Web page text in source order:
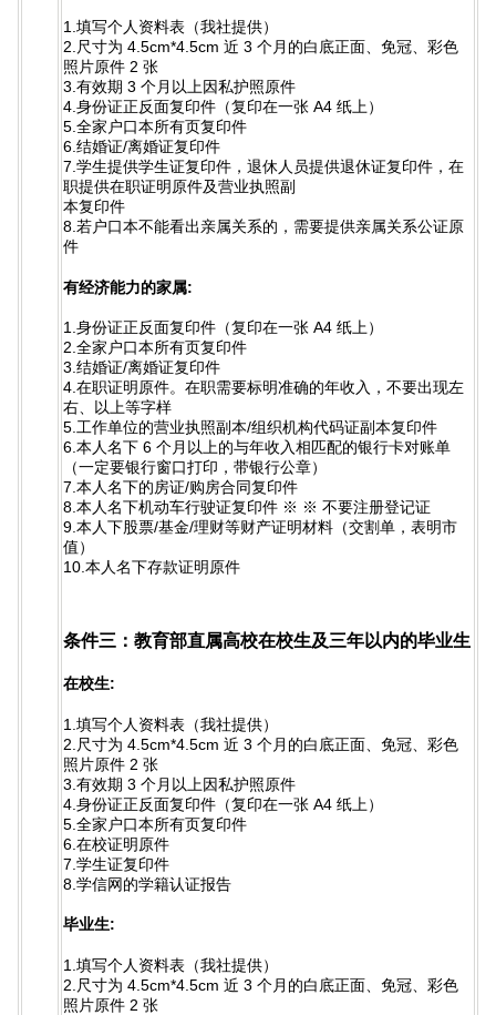
1.填写个人资料表（我社提供）
2.尺寸为 4.5cm*4.5cm 近 3 个月的白底正面、免冠、彩色
照片原件 2 张
3.有效期 3 个月以上因私护照原件
4.身份证正反面复印件（复印在一张 A4 纸上）
5.全家户口本所有页复印件
6.结婚证/离婚证复印件
7.学生提供学生证复印件，退休人员提供退休证复印件，在
职提供在职证明原件及营业执照副
本复印件
8.若户口本不能看出亲属关系的，需要提供亲属关系公证原
件
有经济能力的家属:
1.身份证正反面复印件（复印在一张 A4 纸上）
2.全家户口本所有页复印件
3.结婚证/离婚证复印件
4.在职证明原件。在职需要标明准确的年收入，不要出现左
右、以上等字样
5.工作单位的营业执照副本/组织机构代码证副本复印件
6.本人名下 6 个月以上的与年收入相匹配的银行卡对账单
（一定要银行窗口打印，带银行公章）
7.本人名下的房证/购房合同复印件
8.本人名下机动车行驶证复印件 ※ ※ 不要注册登记证
9.本人下股票/基金/理财等财产证明材料（交割单，表明市
值）
10.本人名下存款证明原件
条件三：教育部直属高校在校生及三年以内的毕业生
在校生:
1.填写个人资料表（我社提供）
2.尺寸为 4.5cm*4.5cm 近 3 个月的白底正面、免冠、彩色
照片原件 2 张
3.有效期 3 个月以上因私护照原件
4.身份证正反面复印件（复印在一张 A4 纸上）
5.全家户口本所有页复印件
6.在校证明原件
7.学生证复印件
8.学信网的学籍认证报告
毕业生:
1.填写个人资料表（我社提供）
2.尺寸为 4.5cm*4.5cm 近 3 个月的白底正面、免冠、彩色
照片原件 2 张